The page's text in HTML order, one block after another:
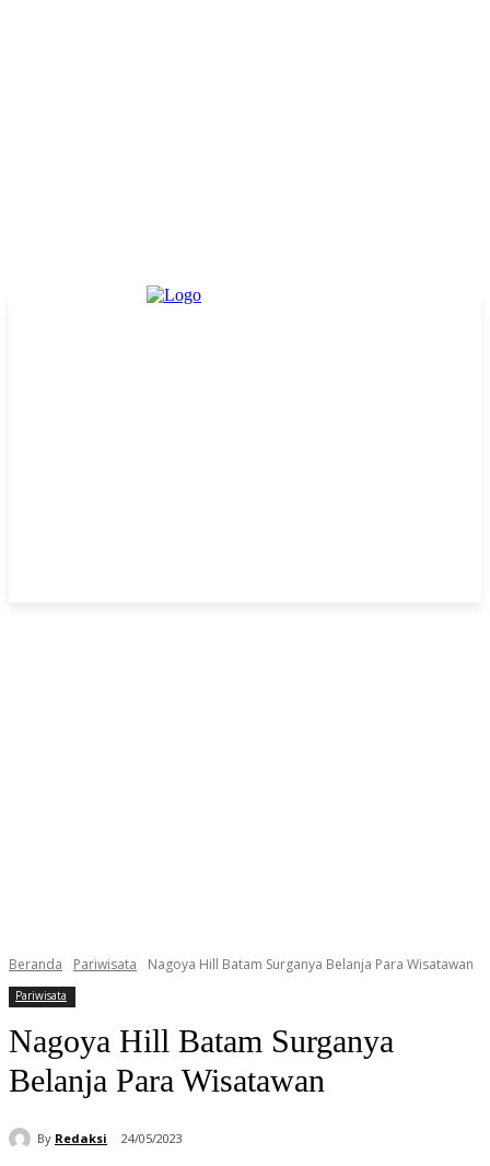
Beranda Pariwisata Nagoya Hill Batam Surganya Belanja Para Wisatawan
Pariwisata
Nagoya Hill Batam Surganya
Belanja Para Wisatawan
By Redaksi 24/05/2023